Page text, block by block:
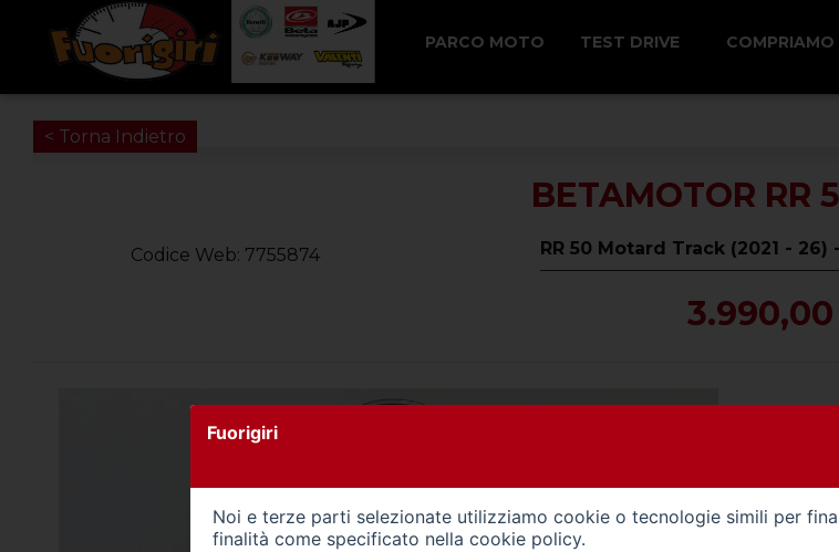
PARCO MOTO TEST DRIVE
< Torna Indietro
Codice Web: 7755874
BETAMOTOR RR
RR 50 Motard Track (2021 -
Fuorigiri
Noi e terze parti selezionate utilizziamo cookie o tecnologie simili per
finalità come specificato nella cookie policy.